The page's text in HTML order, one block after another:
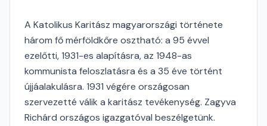
A Katolikus Karitász magyarországi története
három fő mérföldkőre osztható: a 95 évvel
ezelőtti, 1931-es alapításra, az 1948-as
kommunista feloszlatásra és a 35 éve történt
újjáalakulásra. 1931 végére országosan
szervezetté válik a karitász tevékenység. Zagyva
Richárd országos igazgatóval beszélgetünk.